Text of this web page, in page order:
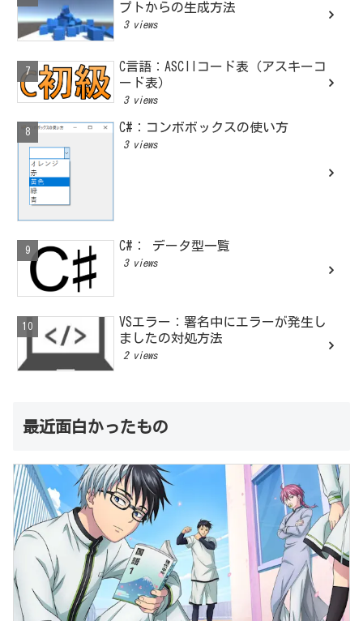
プトからの生成方法
3 views
C言語：ASCIIコード表（アスキーコ
ード表）
3 views
C#：コンボボックスの使い方
3 views
C#： データ型一覧
3 views
VSエラー：署名中にエラーが発生し
ましたの対処方法
2 views
最近面白かったもの